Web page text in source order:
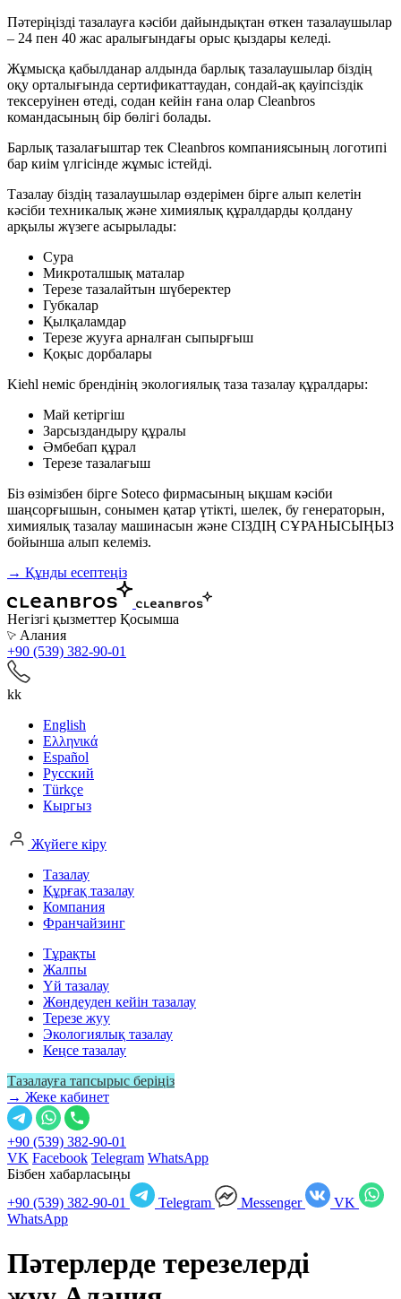
Пәтеріңізді тазалауға кәсіби дайындықтан өткен тазалаушылар
– 24 пен 40 жас аралығындағы орыс қыздары келеді.
Жұмысқа қабылданар алдында барлық тазалаушылар біздің
оқу орталығында сертификаттаудан, сондай-ақ қауіпсіздік
тексеруінен өтеді, содан кейін ғана олар Cleanbros
командасының бір бөлігі болады.
Барлық тазалағыштар тек Cleanbros компаниясының логотипі
бар киім үлгісінде жұмыс істейді.
Тазалау біздің тазалаушылар өздерімен бірге алып келетін
кәсіби техникалық және химиялық құралдарды қолдану
арқылы жүзеге асырылады:
Сура
Микроталшық маталар
Терезе тазалайтын шүберектер
Губкалар
Қылқаламдар
Терезе жууға арналған сыпырғыш
Қоқыс дорбалары
Kiehl неміс брендінің экологиялық таза тазалау құралдары:
Май кетіргіш
Зарсыздандыру құралы
Әмбебап құрал
Терезе тазалағыш
Біз өзімізбен бірге Soteco фирмасының ықшам кәсіби
шаңсорғышын, сонымен қатар үтікті, шелек, бу генераторын,
химиялық тазалау машинасын және СІЗДІҢ СҰРАНЫСЫҢЫЗ
бойынша алып келеміз.
→ Құнды есептеңіз
Негізгі қызметтер Қосымша
Алания
+90 (539) 382-90-01
kk
English
Ελληνικά
Español
Русский
Türkçe
Кыргыз
Жүйеге кіру
Тазалау
Құрғақ тазалау
Компания
Франчайзинг
Тұрақты
Жалпы
Үй тазалау
Жөндеуден кейін тазалау
Терезе жуу
Экологиялық тазалау
Кеңсе тазалау
Тазалауға тапсырыс беріңіз
→ Жеке кабинет
+90 (539) 382-90-01
VK Facebook Telegram WhatsApp
Бізбен хабарласыңы
+90 (539) 382-90-01
Telegram Messenger
VK
WhatsApp
Пәтерлерде терезелерді